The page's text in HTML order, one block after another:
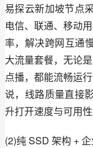
易探云新加坡节点
电信、联通、移动
率，解决跨网互通
大流量套餐，无论
点播，都能流畅运
说，线路质量直接
升打开速度与可用性
(2)纯 SSD 架构 +